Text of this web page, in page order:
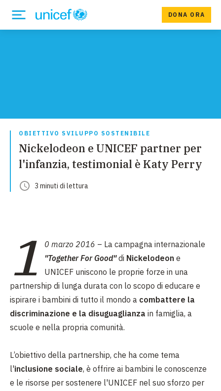
DONA ORA
OBIETTIVO SVILUPPO SOSTENIBILE
Nickelodeon e UNICEF partner per
l'infanzia, testimonial è Katy Perry
3 minuti di lettura
1 0 marzo 2016 – La campagna internazionale
"Together For Good"di Nickelodeon e
UNICEF uniscono le proprie forze in una
partnership di lunga durata con lo scopo di educare e
ispirare i bambini di tutto il mondo a combattere la
discriminazione e la disuguaglianza in famiglia, a
scuole e nella propria comunità.
L’obiettivo della partnership, che ha come tema
l'inclusione sociale, è offrire ai bambini le conoscenze
e le risorse per sostenere l'UNICEF nel suo sforzo per